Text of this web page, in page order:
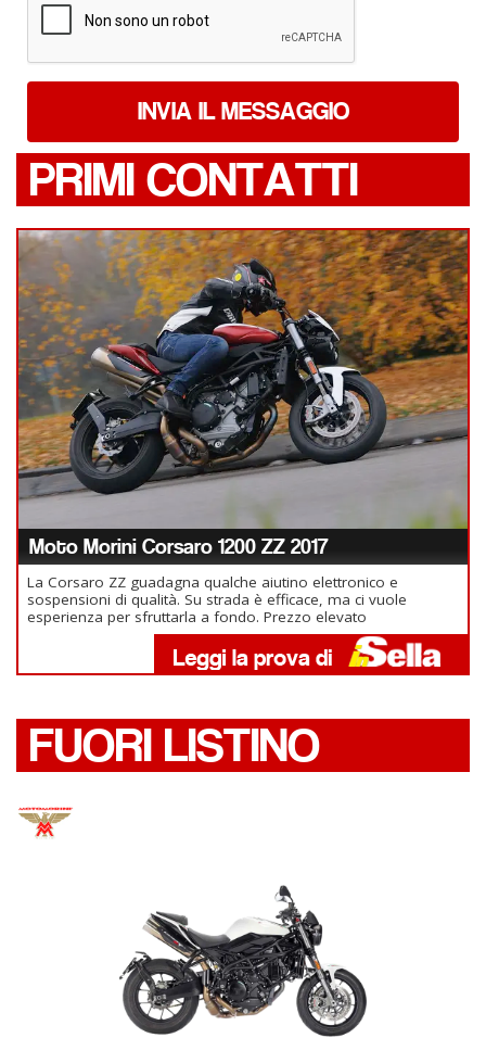
INVIA IL MESSAGGIO
PRIMI CONTATTI
Moto Morini Corsaro 1200 ZZ 2017
La Corsaro ZZ guadagna qualche aiutino elettronico e
sospensioni di qualità. Su strada è efficace, ma ci vuole
esperienza per sfruttarla a fondo. Prezzo elevato
FUORI LISTINO